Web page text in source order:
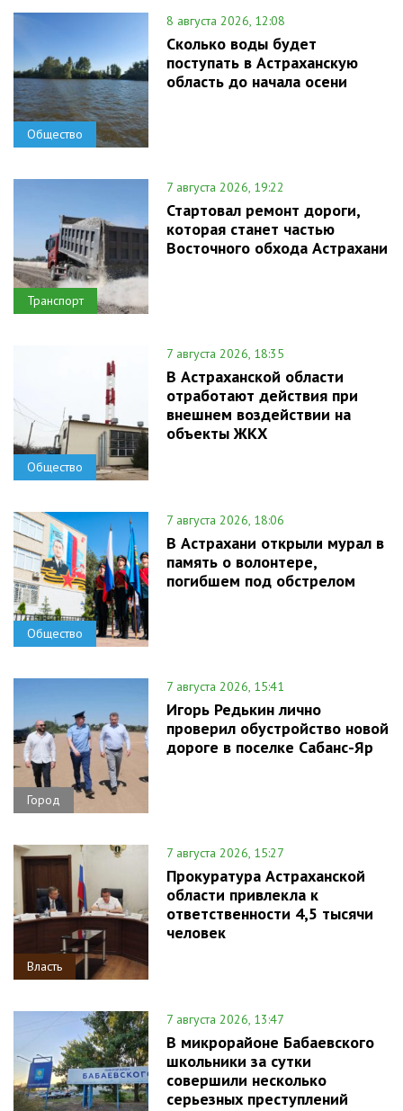
Общество
8 августа 2026, 12:08
Сколько воды будет
поступать в Астраханскую
область до начала осени
Транспорт
7 августа 2026, 19:22
Стартовал ремонт дороги,
которая станет частью
Восточного обхода Астрахани
Общество
7 августа 2026, 18:35
В Астраханской области
отработают действия при
внешнем воздействии на
объекты ЖКХ
Общество
7 августа 2026, 18:06
В Астрахани открыли мурал в
память о волонтере,
погибшем под обстрелом
Город
7 августа 2026, 15:41
Игорь Редькин лично
проверил обустройство новой
дороге в поселке Сабанс-Яр
Власть
7 августа 2026, 15:27
Прокуратура Астраханской
области привлекла к
ответственности 4,5 тысячи
человек
7 августа 2026, 13:47
В микрорайоне Бабаевского
школьники за сутки
совершили несколько
серьезных преступлений